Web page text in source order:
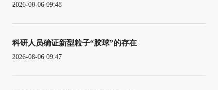
2026-08-06 09:48
科研人员确证新型粒子“胶球”的存在
2026-08-06 09:47